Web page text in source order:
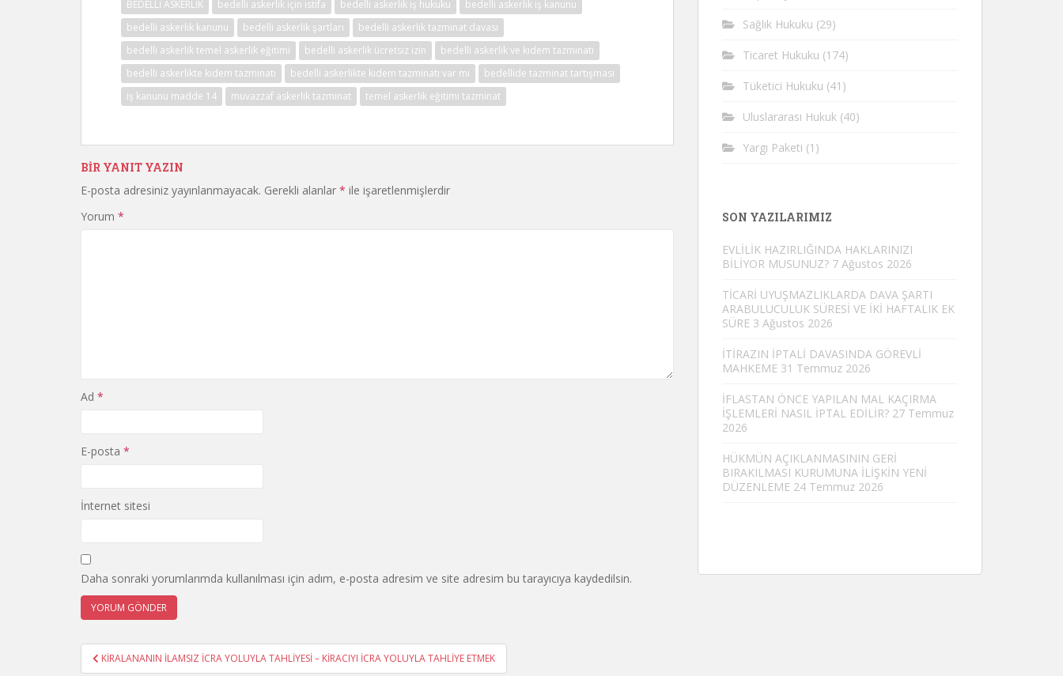
BEDELLİ ASKERLİK
bedelli askerlik için istifa bedelli askerlik iş hukuku
bedelli askerlik iş kanunu
bedelli askerlik kanunu
bedelli askerlik şartları
bedelli askerlik tazminat davası
bedelli askerlik temel askerlik eğitimi
bedelli askerlik ücretsiz izin
bedelli askerlik ve kıdem tazminatı
bedelli askerlikte kıdem tazminatı
bedelli askerlikte kıdem tazminatı var mı
bedellide tazminat tartışması
iş kanunu madde 14
muvazzaf askerlik tazminat temel askerlik eğitimi tazminat
BIR YANIT YAZIN
E-posta adresiniz yayınlanmayacak. Gerekli alanlar * ile işaretlenmişlerdir
Yorum *
Ad *
E-posta *
İnternet sitesi
Daha sonraki yorumlarımda kullanılması için adım, e-posta adresim ve site adresim bu tarayıcıya kaydedilsin.
YazıKİRALANANIN İLAMSIZ İCRA YOLUYLA TAHLİYESİ – KİRACIYI İCRA YOLUYLA TAHLİYE ETMEK
Sağlık Hukuku (29)
Ticaret Hukuku (174)
Tüketici Hukuku (41)
Uluslararası Hukuk (40)
Yargı Paketi (1)
SON YAZILARIMIZ
EVLİLİK HAZIRLIĞINDA HAKLARINIZI
BİLİYOR MUSUNUZ? 7 Ağustos 2026
TİCARİ UYUŞMAZLIKLARDA DAVA ŞARTI
ARABULUCULUK SÜRESİ VE İKİ HAFTALIK EK
SÜRE 3 Ağustos 2026
İTİRAZIN İPTALİ DAVASINDA GÖREVLİ
MAHKEME 31 Temmuz 2026
İFLASTAN ÖNCE YAPILAN MAL KAÇIRMA
İŞLEMLERİ NASIL İPTAL EDİLİR? 27 Temmuz
2026
HÜKMÜN AÇIKLANMASININ GERİ
BIRAKILMASI KURUMUNA İLİŞKİN YENİ
DÜZENLEME 24 Temmuz 2026